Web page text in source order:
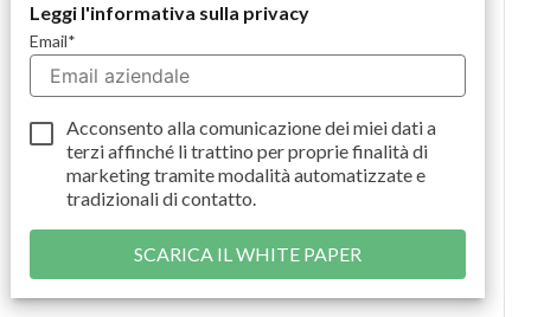
Leggi l'informativa sulla privacy
Email*
Acconsento alla comunicazione dei miei dati a
terziaffinché li trattino per proprie finalità di
marketing tramite modalità automatizzate e
tradizionali di contatto.